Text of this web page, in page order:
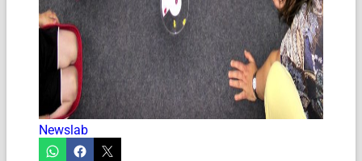
Newslab